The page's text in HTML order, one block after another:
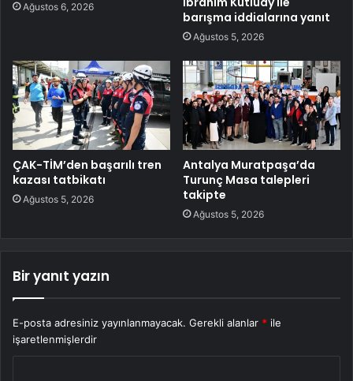
Ağustos 6, 2026
barışma iddialarına yanıt
Ağustos 5, 2026
ÇAK-TİM’den başarılı tren
kazası tatbikatı
Ağustos 5, 2026
Antalya Muratpaşa’da
Turunç Masa talepleri
takipte
Ağustos 5, 2026
Bir yanıt yazın
E-posta adresiniz yayınlanmayacak. Gerekli alanlar * ile
işaretlenmişlerdir